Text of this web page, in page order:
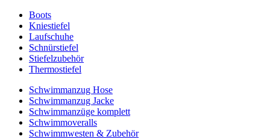
Boots
Kniestiefel
Laufschuhe
Schnürstiefel
Stiefelzubehör
Thermostiefel
Schwimmanzug Hose
Schwimmanzug Jacke
Schwimmanzüge komplett
Schwimmoveralls
Schwimmwesten & Zubehör